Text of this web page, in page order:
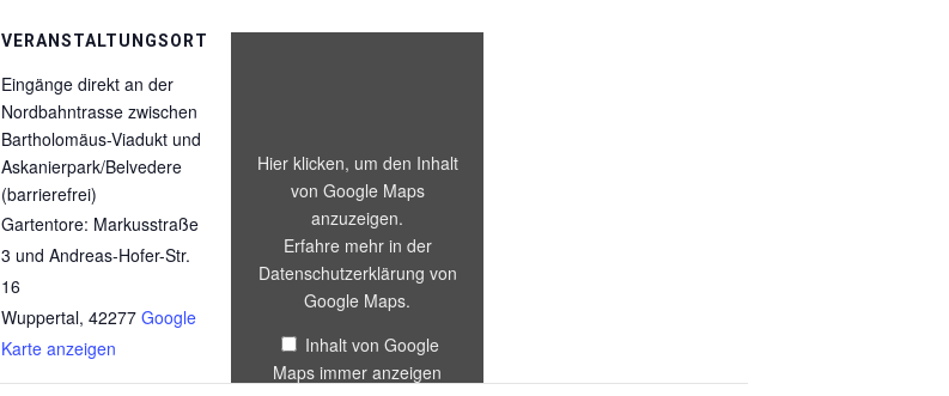
VERANSTALTUNGSORT
Eingänge direkt an der
Nordbahntrasse zwischen
Bartholomäus-Viadukt und
Askanierpark/Belvedere
(barrierefrei)
Gartentore: Markusstraße
3 und Andreas-Hofer-Str.
16
Wuppertal, 42277 Google
Karte anzeigen
Nordbahntrasse
zwischen
Bartholomäus-
Viadukt
Hier klicken, um den Inhalt
von Google Maps
anzuzeigen.
Erfahre mehr in der
Datenschutzerklärung von
Google Maps.
Inhalt von Google
Maps immer anzeigen